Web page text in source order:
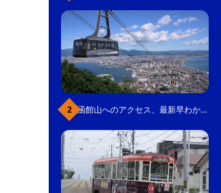
函館山へのアクセス、最新早わかりガイド